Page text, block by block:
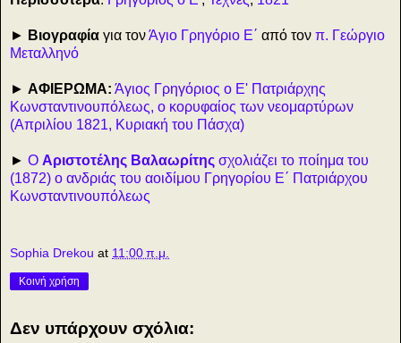
► Βιογραφία για τονΆγιο Γρηγόριο Ε΄ από τον π. Γεώργιο
Μεταλληνό
► ΑΦΙΕΡΩΜΑ: Άγιος Γρηγόριος ο Ε' Πατριάρχης
Κωνσταντινουπόλεως, ο κορυφαίος των νεομαρτύρων
(Απριλίου 1821, Κυριακή του Πάσχα)
► Ο Αριστοτέλης Βαλαωρίτης σχολιάζει το ποίημα του
(1872) ο ανδριάς του αοιδίμου Γρηγορίου Ε΄ Πατριάρχου
Κωνσταντινουπόλεως
Sophia Drekou at 11:00 π.μ.
Κοινή χρήση
Δεν υπάρχουν σχόλια: